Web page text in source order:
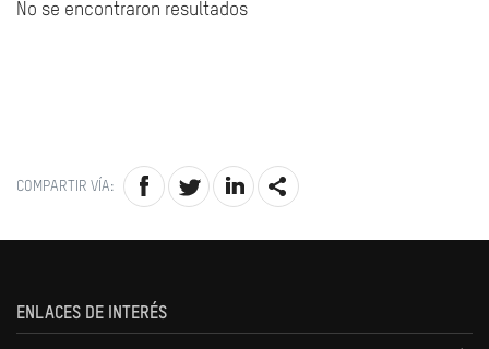
No se encontraron resultados
COMPARTIR VÍA:
ENLACES DE INTERÉS